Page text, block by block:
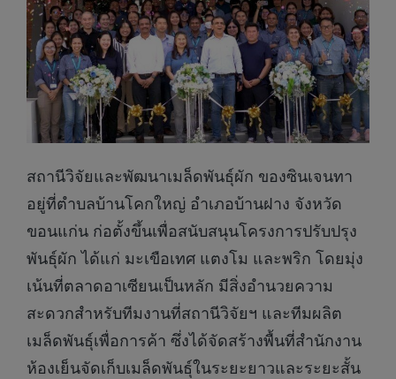
สถานีวิจัยและพัฒนาเมล็ดพันธุ์ผัก ของซินเจนทา
อยู่ที่ตําบลบ้านโคกใหญ่ อําเภอบ้านฝาง จังหวัด
ขอนแก่น ก่อตั้งขึ้นเพื่อสนับสนุนโครงการปรับปรุง
พันธุ์ผัก ได้แก่ มะเขือเทศ แตงโม และพริก โดยมุ่ง
เน้นที่ตลาดอาเซียนเป็นหลัก มีสิ่งอํานวยความ
สะดวกสําหรับทีมงานที่สถานีวิจัยฯ และทีมผลิต
เมล็ดพันธุ์เพื่อการค้า ซึ่งได้จัดสร้างพื้นที่สํานักงาน
ห้องเย็นจัดเก็บเมล็ดพันธุ์ในระยะยาวและระยะสั้น